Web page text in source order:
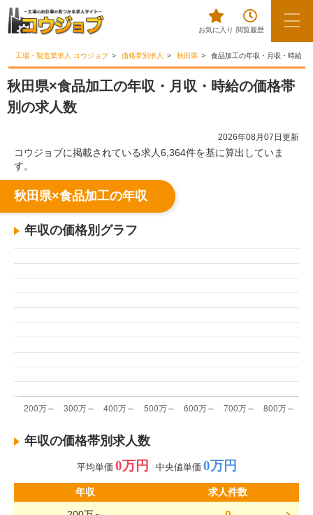
お気に入り 閲覧履歴
工場・製造業求人 コウジョブ 価格帯別求人 秋田県 食品加工の年収・月収・時給
秋田県×食品加工の年収・月収・時給の価格帯
別の求人数
2026年08月07日更新
コウジョブに掲載されている求人6,364件を基に算出していま
す。
秋田県×食品加工の年収
年収の価格別グラフ
年収の価格帯別求人数
平均単価 0万円 中央値単価 0万円
年収
求人件数